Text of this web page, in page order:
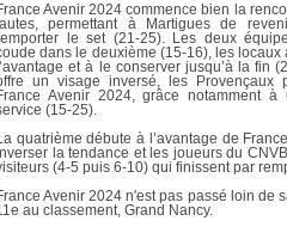
Avenir 2024 commence bien la
permettant à Martigues de
le set (21-25). Les deux
dans le deuxième (15-16), les locaux
l’avantage et à le conserver jusqu’à la fin
un visage inversé, les Provençaux
Avenir 2024, grâce notamment
(15-25).
quatrième débute à l’avantage de
la tendance et les joueurs du
(4-5 puis 6-10) qui finissent par
Avenir 2024 n'est pas passé loin de
au classement, Grand Nancy.